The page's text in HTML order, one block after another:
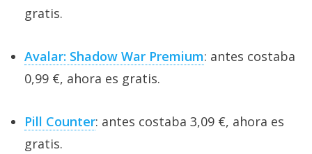
gratis.
Avalar: Shadow War Premium: antes costaba
0,99 €, ahora es gratis.
Pill Counter: antes costaba 3,09 €, ahora es
gratis.